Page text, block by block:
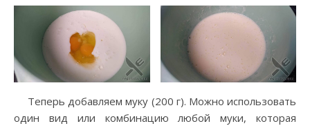
Теперь добавляем муку (200 г). Можно использовать
один вид или комбинацию любой муки, которая